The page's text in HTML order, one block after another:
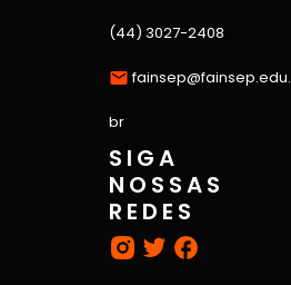
(44) 3027-2408
fainsep@fainsep.edu.
br
SIGA
NOSSAS
REDES